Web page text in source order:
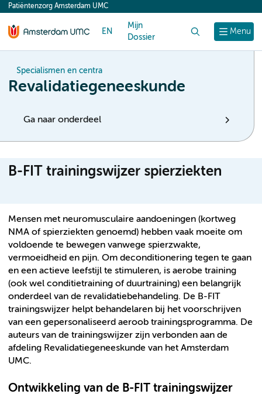
content
Menu
Patiëntenzorg Amsterdam UMC
EN
Mijn
Dossier
Specialismen en centra
Revalidatiegeneeskunde
Ga naar onderdeel
B-FIT trainingswijzer spierziekten
Mensen met neuromusculaire aandoeningen (kortweg
NMA of spierziekten genoemd) hebben vaak moeite om
voldoende te bewegen vanwege spierzwakte,
vermoeidheid en pijn. Om deconditionering tegen te gaan
en een actieve leefstijl te stimuleren, is aerobe training
(ook wel conditietraining of duurtraining) een belangrijk
onderdeel van de revalidatiebehandeling. De B-FIT
trainingswijzer helpt behandelaren bij het voorschrijven
van een gepersonaliseerd aeroob trainingsprogramma. De
auteurs van de trainingswijzer zijn verbonden aan de
afdeling Revalidatiegeneeskunde van het Amsterdam
UMC.
Ontwikkeling van de B-FIT trainingswijzer